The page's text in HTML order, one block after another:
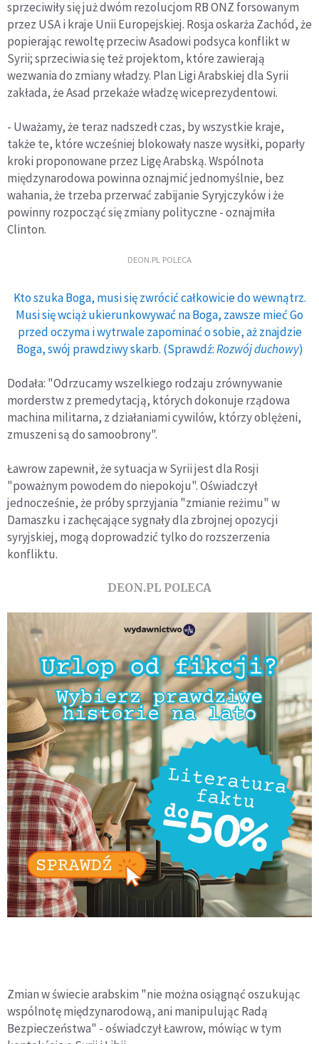
sprzeciwiły się już dwóm rezolucjom RB ONZ forsowanym
przez USA i kraje Unii Europejskiej. Rosja oskarża Zachód, że
popierając rewoltę przeciw Asadowi podsyca konflikt w
Syrii; sprzeciwia się też projektom, które zawierają
wezwania do zmiany władzy. Plan Ligi Arabskiej dla Syrii
zakłada, że Asad przekaże władzę wiceprezydentowi.
- Uważamy, że teraz nadszedł czas, by wszystkie kraje,
także te, które wcześniej blokowały nasze wysiłki, poparły
kroki proponowane przez Ligę Arabską. Wspólnota
międzynarodowa powinna oznajmić jednomyślnie, bez
wahania, że trzeba przerwać zabijanie Syryjczyków i że
powinny rozpocząć się zmiany polityczne - oznajmiła
Clinton.
DEON.PL POLECA
Kto szuka Boga, musi się zwrócić całkowicie do wewnątrz.
Musi się wciąż ukierunkowywać na Boga, zawsze mieć Go
przed oczyma i wytrwale zapominać o sobie, aż znajdzie
Boga, swój prawdziwy skarb. (Sprawdź:Rozwój duchowy)
Dodała: "Odrzucamy wszelkiego rodzaju zrównywanie
morderstw z premedytacją, których dokonuje rządowa
machina militarna, z działaniami cywilów, którzy oblężeni,
zmuszeni są do samoobrony".
Ławrow zapewnił, że sytuacja w Syrii jest dla Rosji
"poważnym powodem do niepokoju". Oświadczył
jednocześnie, że próby sprzyjania "zmianie reżimu" w
Damaszku i zachęcające sygnały dla zbrojnej opozycji
syryjskiej, mogą doprowadzić tylko do rozszerzenia
konfliktu.
DEON.PL POLECA
Zmian w świecie arabskim "nie można osiągnąć oszukując
wspólnotę międzynarodową, ani manipulując Radą
Bezpieczeństwa" - oświadczył Ławrow, mówiąc w tym